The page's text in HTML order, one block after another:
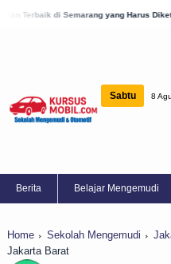
yang Harus Diketahui! 9
Sabtu 8
Berita Belajar Mengemudi
Home Sekolah Mengemudi
Jakarta Barat